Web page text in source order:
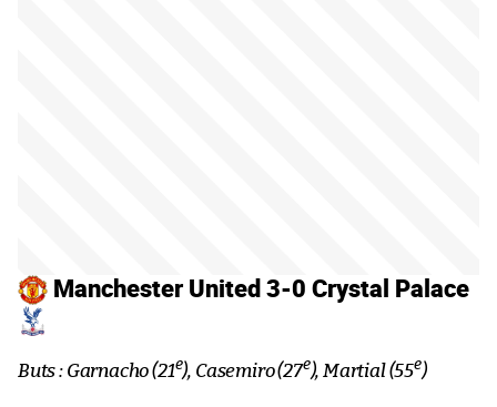
Manchester United 3-0 Crystal Palace
Buts : Garnacho (21e), Casemiro (27e), Martial (55e)